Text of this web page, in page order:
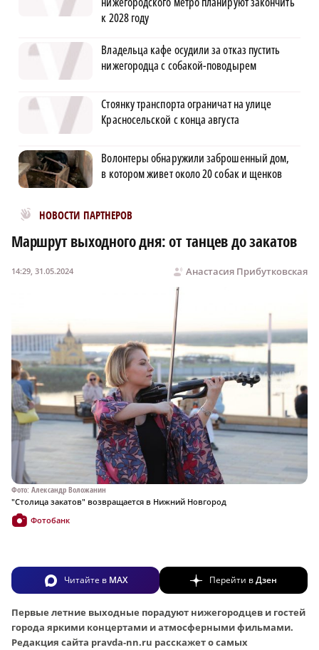
к 2028 году
Владельца кафе осудили за отказ пустить
нижегородца с собакой-поводырем
Стоянку транспорта ограничат на улице
Красносельской с конца августа
Волонтеры обнаружили заброшенный дом,
в котором живет около 20 собак и щенков
НОВОСТИ ПАРТНЕРОВ
Новости МирТесен
Маршрут выходного дня: от танцев до закатов
Анастасия Прибутковская
14:29, 31.05.2024
Фото: Александр Воложанин
"Столица закатов" возвращается в Нижний Новгород
Фотобанк
Читайте в MAX Перейти вДзен
Первые летние выходные порадуют нижегородцев и гостей
города яркими концертами и атмосферными фильмами.
Редакция сайта pravda-nn.ru расскажет о самых